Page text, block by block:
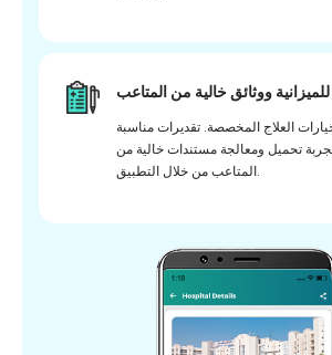
ووثائق خالية من المتاعب
العلاج المخصصة. تقديرات مناسبة
تحميل ومعالجة مستندات خالية من
المتاعب من خلال التطبيق.